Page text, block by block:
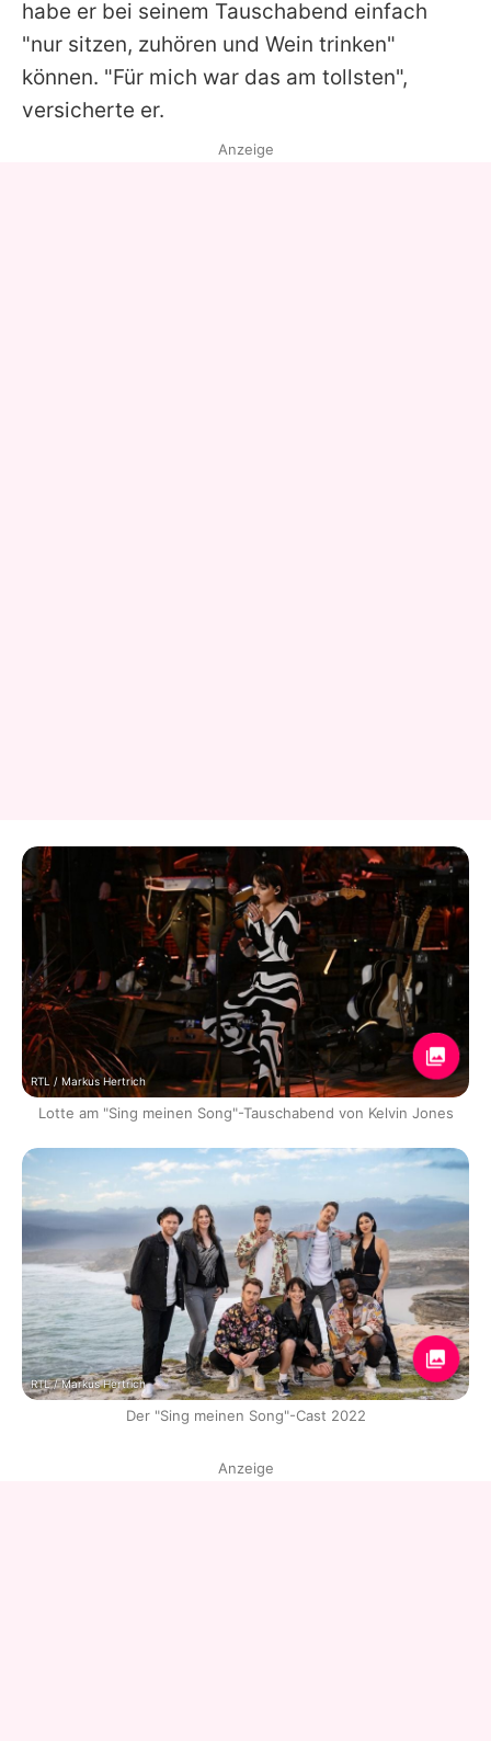
habe er bei seinem Tauschabend einfach
"nur sitzen, zuhören und Wein trinken"
können. "Für mich war das am tollsten",
versicherte er.
Anzeige
RTL / Markus Hertrich
Lotte am "Sing meinen Song"-Tauschabend von Kelvin Jones
RTL / Markus Hertrich
Der "Sing meinen Song"-Cast 2022
Anzeige